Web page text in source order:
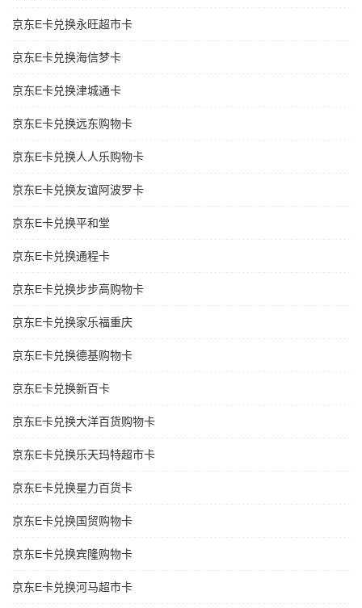
京东E卡兑换永旺超市卡
京东E卡兑换海信梦卡
京东E卡兑换津城通卡
京东E卡兑换远东购物卡
京东E卡兑换人人乐购物卡
京东E卡兑换友谊阿波罗卡
京东E卡兑换平和堂
京东E卡兑换通程卡
京东E卡兑换步步高购物卡
京东E卡兑换家乐福重庆
京东E卡兑换德基购物卡
京东E卡兑换新百卡
京东E卡兑换大洋百货购物卡
京东E卡兑换乐天玛特超市卡
京东E卡兑换星力百货卡
京东E卡兑换国贸购物卡
京东E卡兑换宾隆购物卡
京东E卡兑换河马超市卡